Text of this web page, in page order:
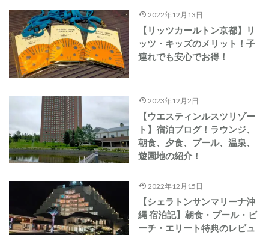
2022年12月13日
【リッツカールトン京都】リ
ッツ・キッズのメリット！子
連れでも安心でお得！
2023年12月2日
【ウエスティンルスツリゾー
ト】宿泊ブログ！ラウンジ、
朝食、夕食、プール、温泉、
遊園地の紹介！
2022年12月15日
【シェラトンサンマリーナ沖
縄 宿泊記】朝食・プール・ビ
ーチ・エリート特典のレビュ